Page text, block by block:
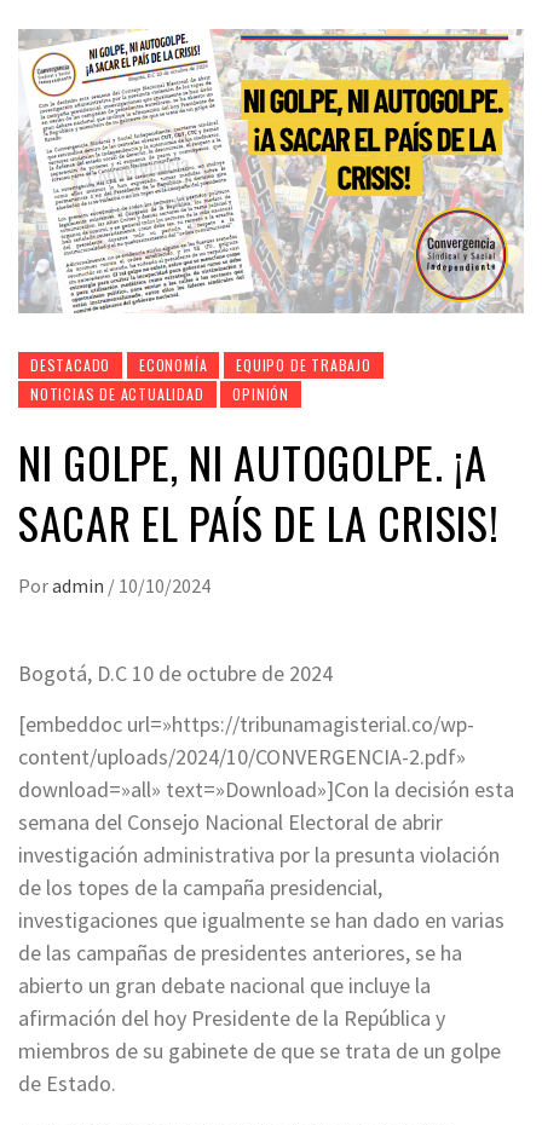
DESTACADO ECONOMÍA
EQUIPO DE TRABAJO
NOTICIAS DE ACTUALIDAD
OPINIÓN
NI GOLPE, NI AUTOGOLPE. ¡A
SACAR EL PAÍS DE LA CRISIS!
Poradmin / 10/10/2024
Bogotá, D.C 10 de octubre de 2024
[embeddoc url=»https://tribunamagisterial.co/wp-
content/uploads/2024/10/CONVERGENCIA-2.pdf»
download=»all» text=»Download»]Con la decisión esta
semana del Consejo Nacional Electoral de abrir
investigación administrativa por la presunta violación
de los topes de la campaña presidencial,
investigaciones que igualmente se han dado en varias
de las campañas de presidentes anteriores, se ha
abierto un gran debate nacional que incluye la
afirmación del hoy Presidente de la República y
miembros de su gabinete de que se trata de un golpe
de Estado.